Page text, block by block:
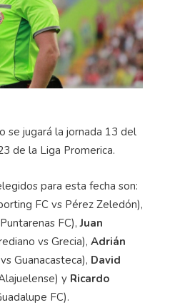
se jugará la jornada 13 del
de la Liga Promerica.
para esta fecha son:
FC vs Pérez Zeledón),
FC),Juan
vs Grecia), Adrián
Guanacasteca), David
y Ricardo
FC).